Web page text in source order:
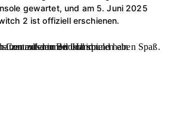
gewartet, und am 5. Juni 2025
2 ist offiziell erschienen.